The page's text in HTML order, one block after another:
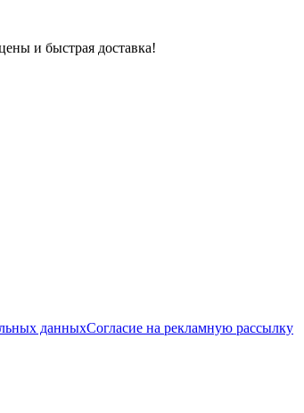
и быстрая доставка!
данныхСогласие на рекламную рассылку